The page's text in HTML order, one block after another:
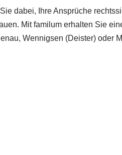
dabei, Ihre Ansprüche
Mit familum erhalten Sie
Wennigsen (Deister) oder